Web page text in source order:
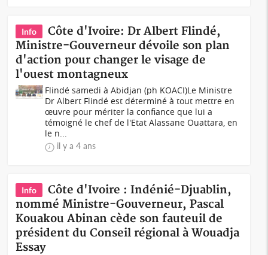
Info
Côte d'Ivoire: Dr Albert Flindé,
Ministre-Gouverneur dévoile son plan
d'action pour changer le visage de
l'ouest montagneux
Flindé samedi à Abidjan (ph KOACI) Le Ministre
Dr Albert Flindé est déterminé à tout mettre en
œuvre pour mériter la confiance que lui a
témoigné le chef de l'Etat Alassane Ouattara, en
le n...
il y a 4 ans
Info
Côte d'Ivoire : Indénié-Djuablin,
nommé Ministre-Gouverneur, Pascal
Kouakou Abinan cède son fauteuil de
président du Conseil régional à Wouadja
Essay